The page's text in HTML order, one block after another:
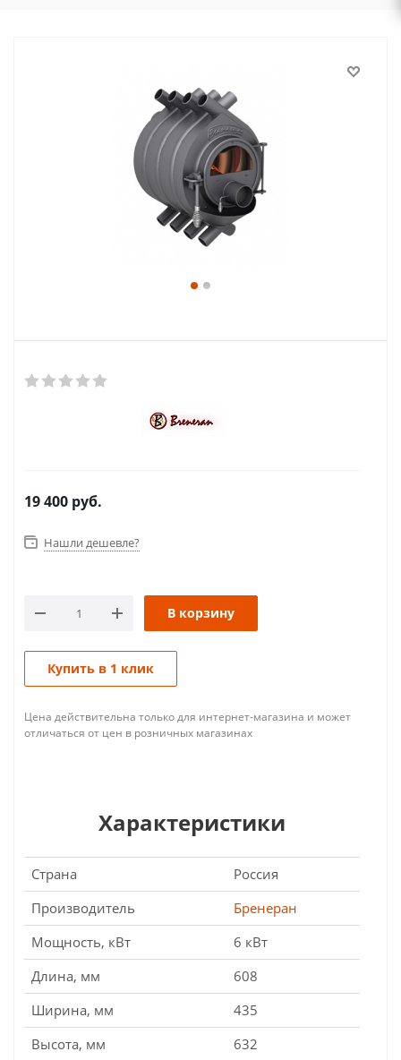
19 400 руб.
Нашли дешевле?
В корзину
Купить в 1 клик
Цена действительна только для интернет-магазина и может
отличаться от цен в розничных магазинах
Характеристики
Страна
Россия
Производитель
Бренеран
Мощность, кВт
6 кВт
Длина, мм
608
Ширина, мм
435
Высота, мм
632